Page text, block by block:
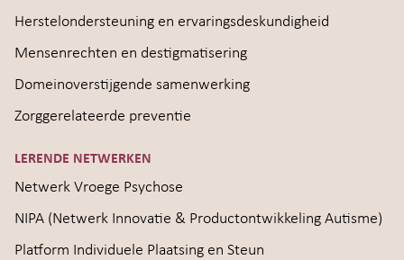
Herstelondersteuning en ervaringsdeskundigheid
Mensenrechten en destigmatisering
Domeinoverstijgende samenwerking
Zorggerelateerde preventie
LERENDE NETWERKEN
Netwerk Vroege Psychose
NIPA (Netwerk Innovatie & Productontwikkeling Autisme)
Platform Individuele Plaatsing en Steun